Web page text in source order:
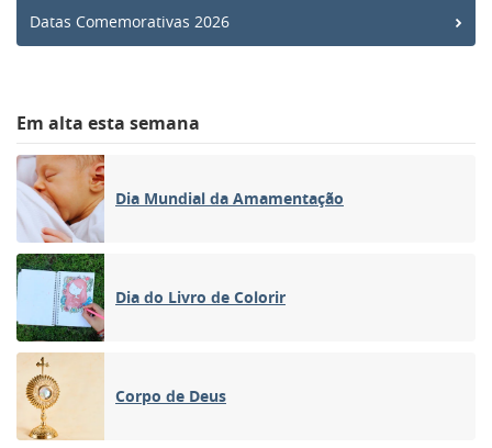
Datas Comemorativas 2026
Em alta esta semana
Dia Mundial da Amamentação
Dia do Livro de Colorir
Corpo de Deus